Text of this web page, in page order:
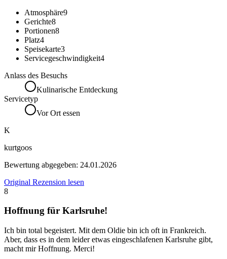
Atmosphäre9
Gerichte8
Portionen8
Platz4
Speisekarte3
Servicegeschwindigkeit4
Anlass des Besuchs
Kulinarische Entdeckung
Servicetyp
Vor Ort essen
K
kurtgoos
Bewertung abgegeben: 24.01.2026
Original Rezension lesen
8
Hoffnung für Karlsruhe!
Ich bin total begeistert. Mit dem Oldie bin ich oft in Frankreich.
Aber, dass es in dem leider etwas eingeschlafenen Karlsruhe gibt,
macht mir Hoffnung. Merci!